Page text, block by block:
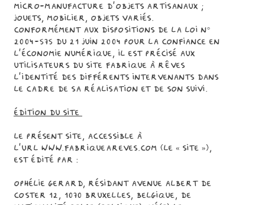
Micro-manufacture d'objets artisanaux ;
jouets, mobilier, objets variés.
Conformément aux dispositions de la loi n°
2004-575 du 21 juin 2004 pour la confiance en
l'économie numérique, il est précisé aux
utilisateurs du site Fabrique à rêves
l'identité des différents intervenants dans
le cadre de sa réalisation et de son suivi.
édition du site
Le présent site, accessible à
l’URL www.fabriqueareves.com (le « Site »),
est édité par :
Ophélie Gerard, résidant Avenue Albert de
Coster 12, 1070 Bruxelles, Belgique, de